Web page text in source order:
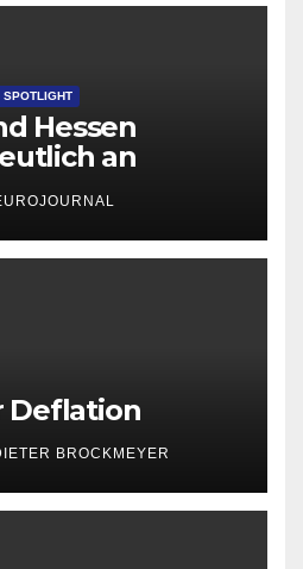
SPOTLIGHT
Hessen
an
Startup-
Deflation
BROCKMEYER